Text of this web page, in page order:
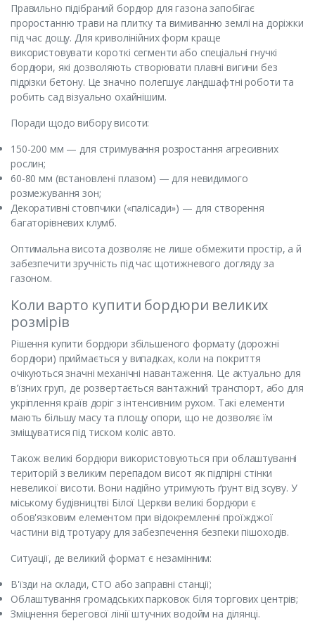
Правильно підібраний бордюр для газона запобігає
проростанню трави на плитку та вимиванню землі на доріжки
під час дощу. Для криволінійних форм краще
використовувати короткі сегменти або спеціальні гнучкі
бордюри, які дозволяють створювати плавні вигини без
підрізки бетону. Це значно полегшує ландшафтні роботи та
робить сад візуально охайнішим.
Поради щодо вибору висоти:
150-200 мм — для стримування розростання агресивних
рослин;
60-80 мм (встановлені плазом) — для невидимого
розмежування зон;
Декоративні стовпчики («палісади») — для створення
багаторівневих клумб.
Оптимальна висота дозволяє не лише обмежити простір, а й
забезпечити зручність під час щотижневого догляду за
газоном.
Коли варто купити бордюри великих
розмірів
Рішення купити бордюри збільшеного формату (дорожні
бордюри) приймається у випадках, коли на покриття
очікуються значні механічні навантаження. Це актуально для
в'їзних груп, де розвертається вантажний транспорт, або для
укріплення країв доріг з інтенсивним рухом. Такі елементи
мають більшу масу та площу опори, що не дозволяє їм
зміщуватися під тиском коліс авто.
Також великі бордюри використовуються при облаштуванні
територій з великим перепадом висот як підпірні стінки
невеликої висоти. Вони надійно утримують ґрунт від зсуву. У
міському будівництві Білої Церкви великі бордюри є
обов'язковим елементом при відокремленні проїжджої
частини від тротуару для забезпечення безпеки пішоходів.
Ситуації, де великий формат є незамінним:
В'їзди на склади, СТО або заправні станції;
Облаштування громадських парковок біля торгових центрів;
Зміцнення берегової лінії штучних водойм на ділянці.